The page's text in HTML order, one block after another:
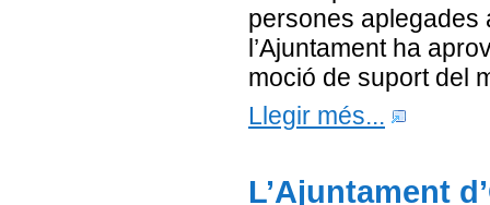
persones aplegades
l’Ajuntament ha
moció de suport del
Llegir més...
L’Ajuntament